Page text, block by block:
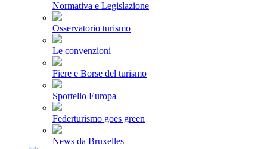
Normativa e Legislazione
Osservatorio turismo
Le convenzioni
Fiere e Borse del turismo
Sportello Europa
Federturismo goes green
News da Bruxelles